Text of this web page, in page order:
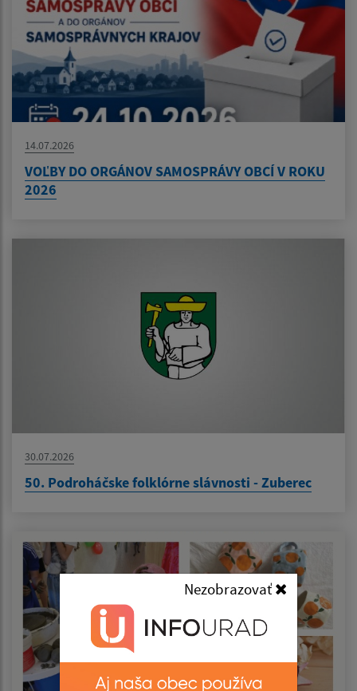
Nezobrazovať
14.07.2026
VOĽBY DO ORGÁNOV SAMOSPRÁVY OBCÍ V ROKU
2026
30.07.2026
50. Podroháčske folklórne slávnosti - Zuberec